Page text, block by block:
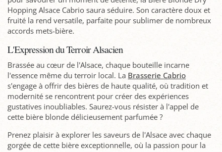
Hopping Alsace Cabrio saura séduire. Son caractère doux et
fruité la rend versatile, parfaite pour sublimer de nombreux
accords mets-bière.
L'Expression du Terroir Alsacien
Brassée au cœur de l'Alsace, chaque bouteille incarne
l'essence même du terroir local. La Brasserie Cabrio
s'engage à offrir des bières de haute qualité, où tradition et
modernité se rencontrent pour créer des expériences
gustatives inoubliables. Saurez-vous résister à l'appel de
cette bière blonde délicieusement parfumée ?
Prenez plaisir à explorer les saveurs de l'Alsace avec chaque
gorgée de cette bière exceptionnelle, où la passion pour la